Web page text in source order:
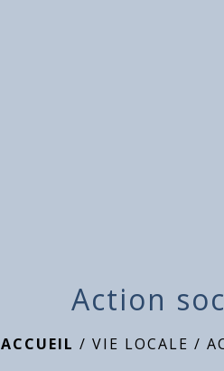
Action
ACCUEIL /VIE LOCALE /